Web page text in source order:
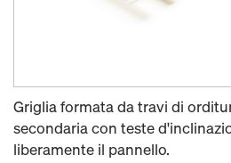
Griglia formata da travi di
secondaria con teste
liberamente il pannello.